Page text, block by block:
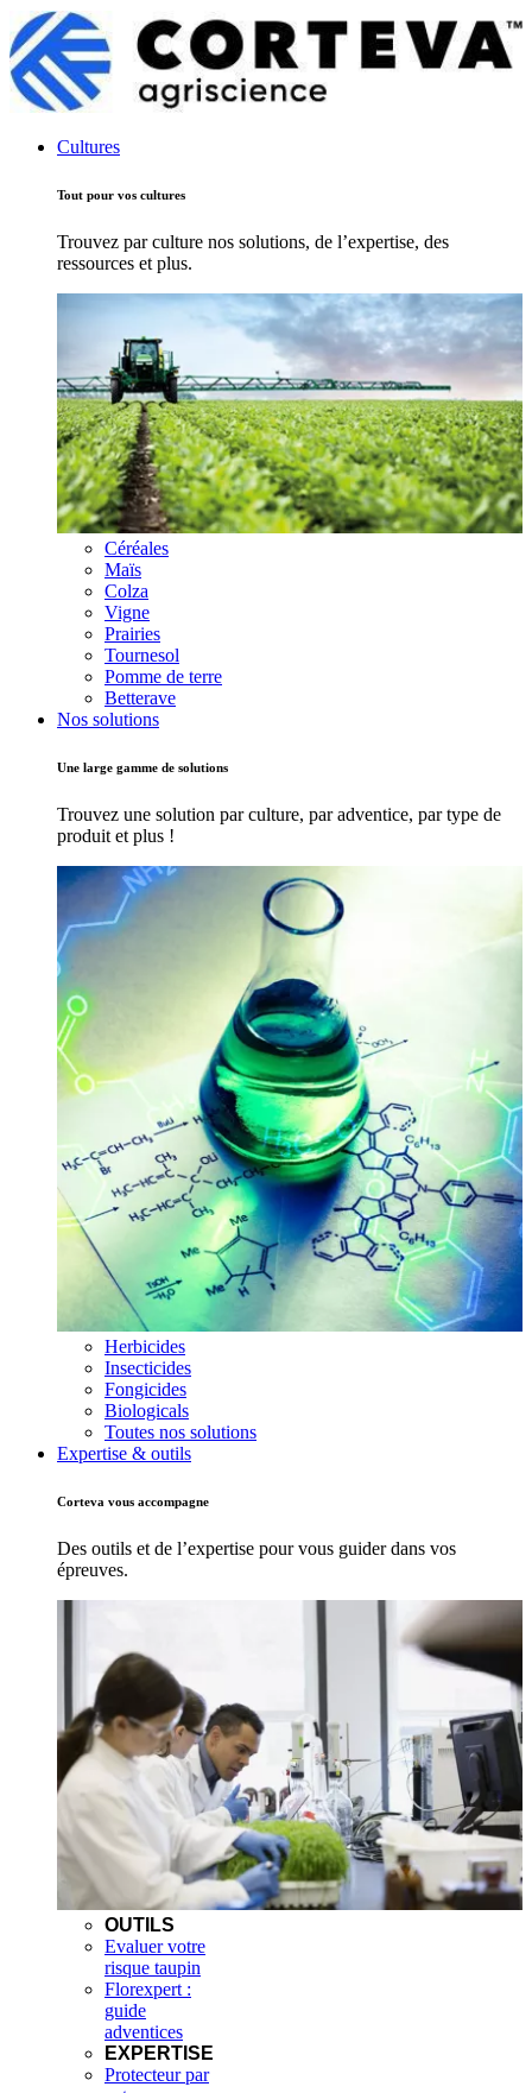
Cultures
Tout pour vos cultures
Trouvez par culture nos solutions, de l’expertise, des
ressources et plus.
Céréales
Maïs
Colza
Vigne
Prairies
Tournesol
Pomme de terre
Betterave
Nos solutions
Une large gamme de solutions
Trouvez une solution par culture, par adventice, par type de
produit et plus !
Herbicides
Insecticides
Fongicides
Biologicals
Toutes nos solutions
Expertise & outils
Corteva vous accompagne
Des outils et de l’expertise pour vous guider dans vos
épreuves.
OUTILS
Evaluer votre
risque taupin
Florexpert :
guide
adventices
EXPERTISE
Protecteur par